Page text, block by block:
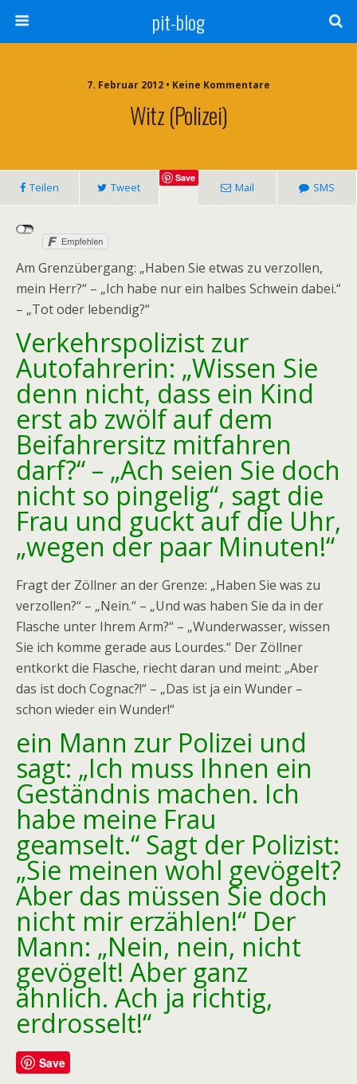
pit-blog
7. Februar 2012 • Keine Kommentare
Witz (Polizei)
Teilen Tweet
Save
Mail SMS
Am Grenzübergang: „Haben Sie etwas zu verzollen,
mein Herr?“ – „Ich habe nur ein halbes Schwein dabei.“
– „Tot oder lebendig?“
Verkehrspolizist zur
Autofahrerin: „Wissen Sie
denn nicht, dass ein Kind
erst ab zwölf auf dem
Beifahrersitz mitfahren
darf?“ – „Ach seien Sie doch
nicht so pingelig“, sagt die
Frau und guckt auf die Uhr,
„wegen der paar Minuten!“
Fragt der Zöllner an der Grenze: „Haben Sie was zu
verzollen?“ – „Nein.“ – „Und was haben Sie da in der
Flasche unter Ihrem Arm?“ – „Wunderwasser, wissen
Sie ich komme gerade aus Lourdes.“ Der Zöllner
entkorkt die Flasche, riecht daran und meint: „Aber
das ist doch Cognac?!“ – „Das ist ja ein Wunder –
schon wieder ein Wunder!“
ein Mann zur Polizei und
sagt: „Ich muss Ihnen ein
Geständnis machen. Ich
habe meine Frau
geamselt.“ Sagt der Polizist:
„Sie meinen wohl gevögelt?
Aber das müssen Sie doch
nicht mir erzählen!“ Der
Mann: „Nein, nein, nicht
gevögelt! Aber ganz
ähnlich. Ach ja richtig,
erdrosselt!“
Save